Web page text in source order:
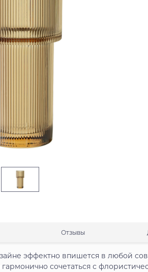
Отзывы
эффектно впишется в любой
сочетаться с